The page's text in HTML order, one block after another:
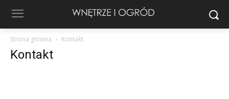
Strona główna Kontakt
Kontakt